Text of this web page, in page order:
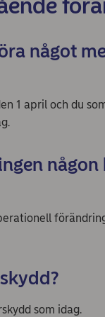
något
1 april och du
som idag.